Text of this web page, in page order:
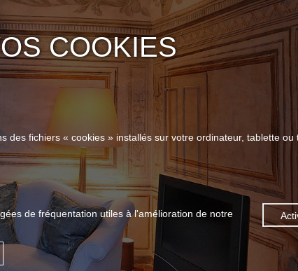
COOKIES
fichiers « cookies » installés sur votre ordinateur, tablette ou
de fréquentation utiles à l'amélioration de notre